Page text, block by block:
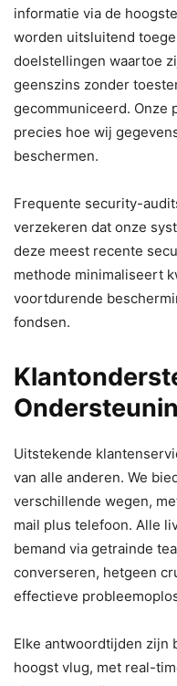
informatie via de
worden uitsluitend
doelstellingen waartoe
geenszins zonder
gecommuniceerd. Onze
precies hoe wij
beschermen.
Frequente security-
verzekeren dat onze
deze meest recente
methode minimaliseert
voortdurende
fondsen.
Uitstekende
van alle anderen. We
verschillende wegen,
mail plus telefoon. Alle
bemand via getrainde
converseren, hetgeen
effectieve
Elke antwoordtijden zijn
hoogst vlug, met real-